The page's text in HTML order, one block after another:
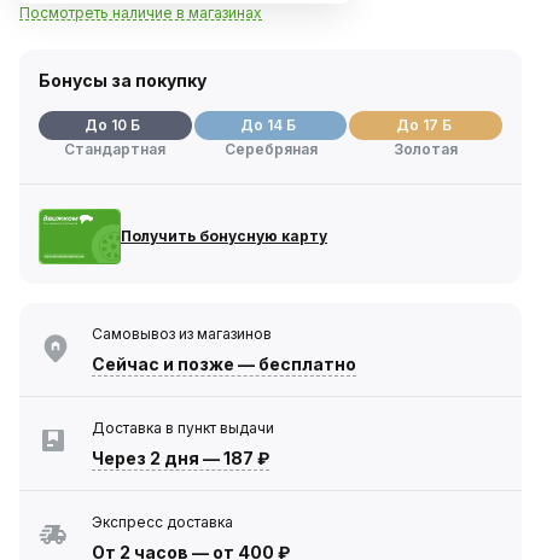
Посмотреть наличие в магазинах
Бонусы за покупку
До 10 Б
Стандартная
До 14 Б
Серебряная
До 17 Б
Золотая
Получить бонусную карту
Самовывоз из магазинов
Сейчас и позже — бесплатно
Доставка в пункт выдачи
Через 2 дня —187 ₽
Экспресс доставка
От 2 часов — от 400 ₽